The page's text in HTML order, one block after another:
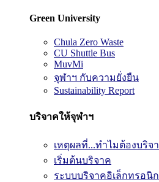
Green University
Chula Zero Waste
CU Shuttle Bus
MuvMi
จุฬาฯ กับความยั่งยืน
Sustainability Report
บริจาคให้จุฬาฯ
เหตุผลที่...ทำไมต้องบริจ
เริ่มต้นบริจาค
ระบบบริจาคอิเล็กทรอนิ